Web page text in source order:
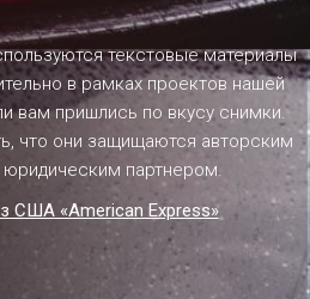
текстовые материалы
в рамках проектов нашей
вам пришлись по вкусу снимки.
что они защищаются авторским
партнером.
США «American Express»